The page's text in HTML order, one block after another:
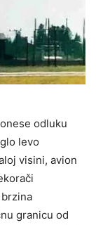
odluku
levo
visini, avion
granicu od